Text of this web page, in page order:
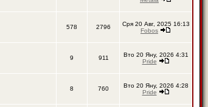
578 2796
Сря 20 Авг, 2025 16:13
Fobos
9 911
Вто 20 Яну, 2026 4:31
Pride
8 760
Вто 20 Яну, 2026 4:28
Pride